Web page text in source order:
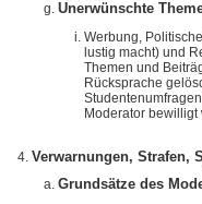
Unerwünschte
Werbung,
lustig macht) und
Themen und
Rücksprache
Moderator bewilligt
Verwarnungen, Strafen,
Grundsätze des